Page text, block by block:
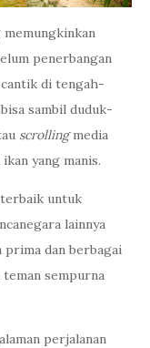
penerbangan
cantik di tengah-
sambil duduk-
scrollingmedia
yang manis.
untuk
lainnya
prima dan berbagai
sempurna
perjalanan